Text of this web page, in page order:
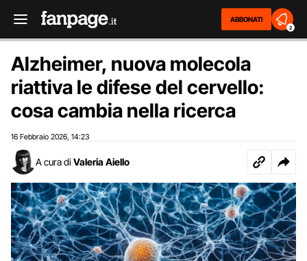
ABBONATI
2
Alzheimer, nuova molecola
riattiva le difese del cervello:
cosa cambia nella ricerca
16 Febbraio 2026 14:23
A cura di Valeria Aiello